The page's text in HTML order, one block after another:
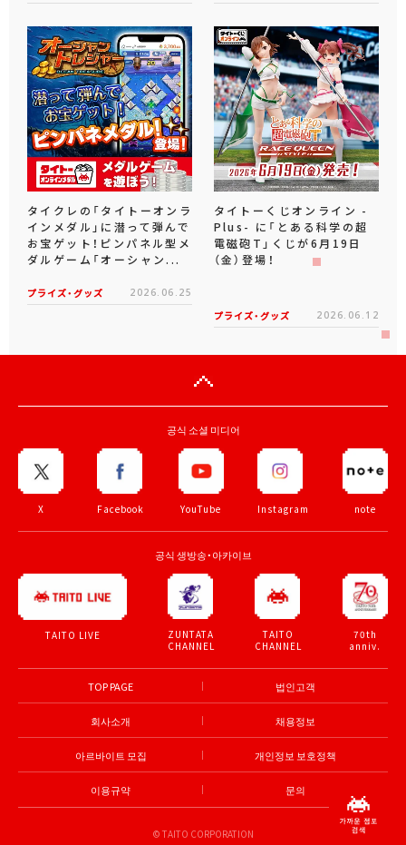
タイクレの「タイトーオンラ
インメダル」に潜って弾んで
お宝ゲット！ピンパネル型メ
ダルゲーム「オーシャン...
プライズ・グッズ 2026.06.25
タイトーくじオンライン -
Plus- に「とある科学の超
電磁砲T」くじが6月19日
（金）登場！
プライズ・グッズ 2026.06.12
공식 소셜 미디어
X Facebook YouTube Instagram note
공식 생방송・아카이브
TAITO LIVE
ZUNTATA
CHANNEL
TAITO
CHANNEL
70th
anniv.
TOP PAGE 법인고객
회사소개 채용정보
아르바이트 모집 개인정보 보호정책
이용규약 문의
© TAITO CORPORATION